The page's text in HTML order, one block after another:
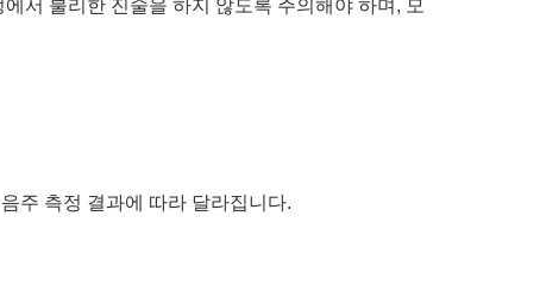
서 불리한 진술을 하지 않도록 주의해야 하며, 모
주 측정 결과에 따라 달라집니다.